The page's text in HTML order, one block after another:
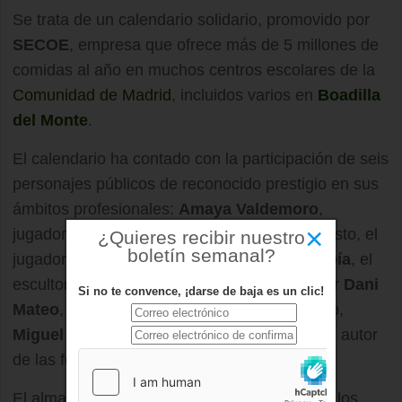
Se trata de un calendario solidario, promovido por
SECOE, empresa que ofrece más de 5 millones de
comidas al año en muchos centros escolares de la
Comunidad de Madrid , incluidos varios en Boadilla
del Monte.
El calendario ha contado con la participación de seis
personajes públicos de reconocido prestigio en sus
ámbitos profesionales: Amaya Valdemoro,
jugadora de la selección nacional de baloncesto, el
jugador del Atlético de Madrid,Dani Aranzubía, el
escultor
Víctor Ochoa, el presentador y actor Dani
Mateo, el director de cine, televisión y teatro,
Miguel Alcantud, y el fotógrafoIñigo Plaza
, autor
de las fotografías que ilustran el calendario.
El almanaque tendrá un coste de 10 eurosy los
×
¿Quieres recibir nuestro
boletín semanal?
Si no te convence, ¡darse de baja es un clic!